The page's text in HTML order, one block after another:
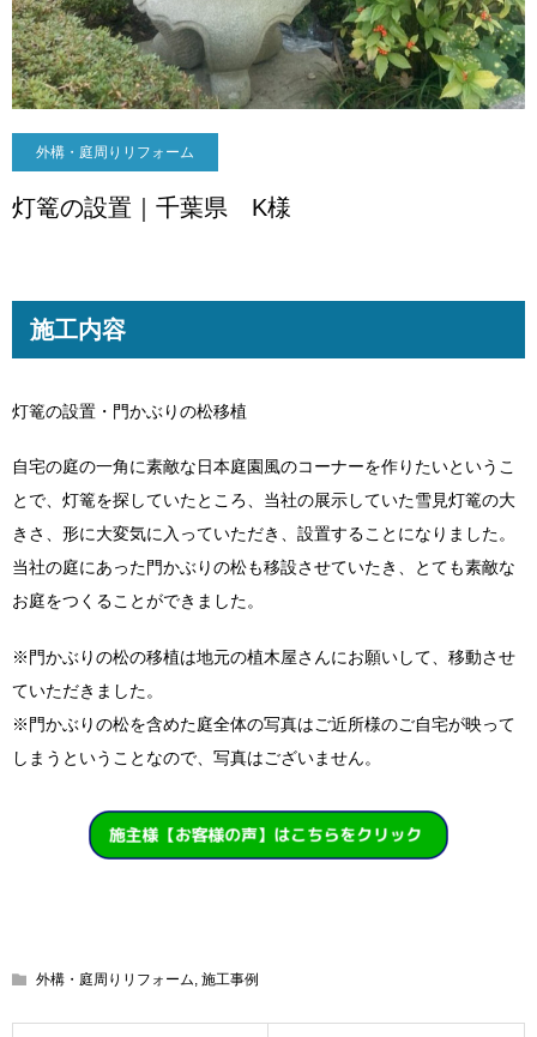
外構・庭周りリフォーム
灯篭の設置｜千葉県 K様
施工内容
灯篭の設置・門かぶりの松移植
自宅の庭の一角に素敵な日本庭園風のコーナーを作りたいというこ
とで、灯篭を探していたところ、当社の展示していた雪見灯篭の大
きさ、形に大変気に入っていただき、設置することになりました。
当社の庭にあった門かぶりの松も移設させていたき、とても素敵な
お庭をつくることができました。
※門かぶりの松の移植は地元の植木屋さんにお願いして、移動させ
ていただきました。
※門かぶりの松を含めた庭全体の写真はご近所様のご自宅が映って
しまうということなので、写真はございません。
外構・庭周りリフォーム, 施工事例